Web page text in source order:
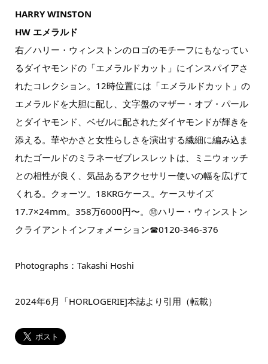
HARRY WINSTON
HW エメラルド
右／ハリー・ウィンストンのロゴのモチーフにもなってい
るダイヤモンドの「エメラルドカット」にインスパイアさ
れたコレクション。12時位置には「エメラルドカット」の
エメラルドを大胆に配し、文字盤のマザー・オブ・パール
とダイヤモンド、ベゼルに配されたダイヤモンドが輝きを
添える。華やかさと女性らしさを演出する繊細に編み込ま
れたゴールドのミラネーゼブレスレットは、ミニウォッチ
との相性が良く、気品あるアクセサリー使いの幅を広げて
くれる。クォーツ。18KRGケース。ケースサイズ
17.7×24mm。358万6000円〜。㉄ハリー・ウィンストン
クライアントインフォメーション☎0120-346-376
Photographs：Takashi Hoshi
2024年6月「HORLOGERIE]本誌より引用（転載）